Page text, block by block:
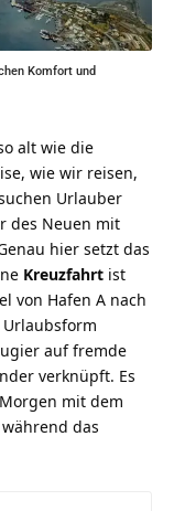
Komfort und
alt wie die
wie wir reisen,
Urlauber
des Neuen mit
hier setzt das
Kreuzfahrt ist
von Hafen A nach
auf fremde
verknüpft. Es
mit dem
das